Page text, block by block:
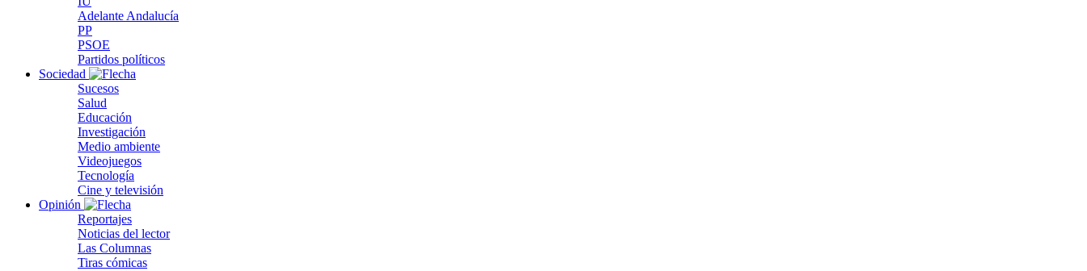
Adelante Andalucía
PP
PSOE
Partidos políticos
Sociedad
Sucesos
Salud
Educación
Investigación
Medio ambiente
Videojuegos
Tecnología
Cine y televisión
Opinión
Reportajes
Noticias del lector
Las Columnas
Tiras cómicas